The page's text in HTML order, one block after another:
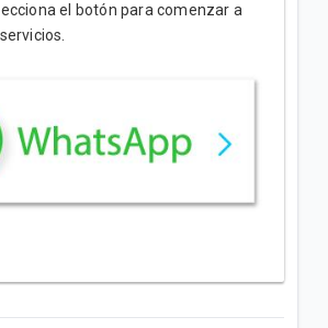
el botón para comenzar a